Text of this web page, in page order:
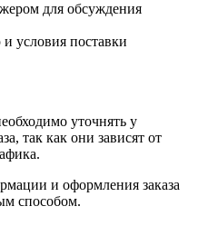
для обсуждения
условия поставки
уточнять у
так как они зависят от
и оформления заказа
способом.